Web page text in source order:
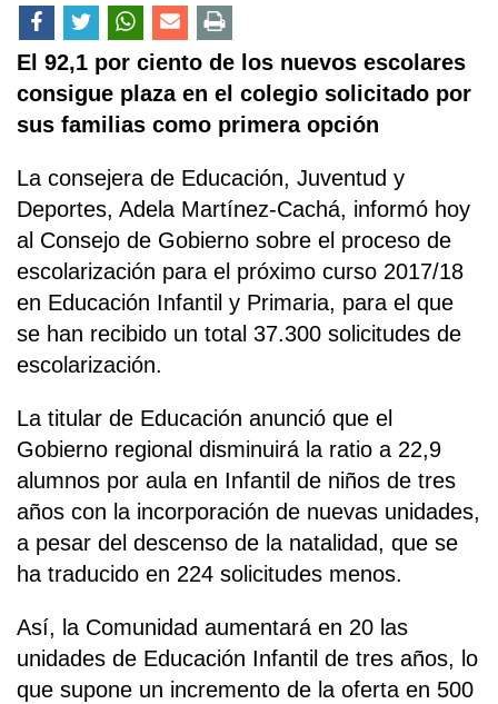
El 92,1 por ciento de los nuevos escolares
consigue plaza en el colegio solicitado por
sus familias como primera opción
La consejera de Educación, Juventud y
Deportes, Adela Martínez-Cachá, informó hoy
al Consejo de Gobierno sobre el proceso de
escolarización para el próximo curso 2017/18
en Educación Infantil y Primaria, para el que
se han recibido un total 37.300 solicitudes de
escolarización.
La titular de Educación anunció que el
Gobierno regional disminuirá la ratio a 22,9
alumnos por aula en Infantil de niños de tres
años con la incorporación de nuevas unidades,
a pesar del descenso de la natalidad, que se
ha traducido en 224 solicitudes menos.
Así, la Comunidad aumentará en 20 las
unidades de Educación Infantil de tres años, lo
que supone un incremento de la oferta en 500